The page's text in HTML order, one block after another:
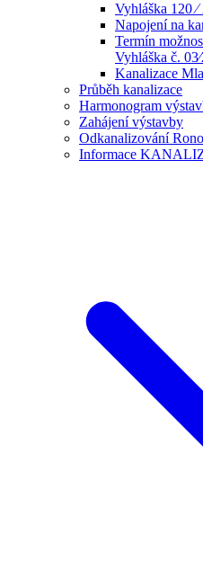
Vyhláška 120 ⁄
Napojení na
Termín
Vyhláška č.
Kanalizace
Průběh kanalizace
Harmonogram
Zahájení výstavby
Odkanalizování
Informace